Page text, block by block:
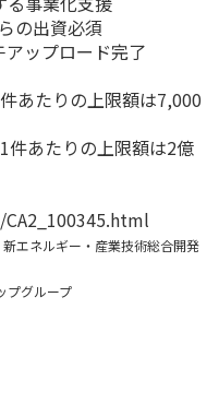
の出資必須
アップロード完了
あたりの上限額は7,000
あたりの上限額は2億
エネルギー・産業技術総合開発
プグループ